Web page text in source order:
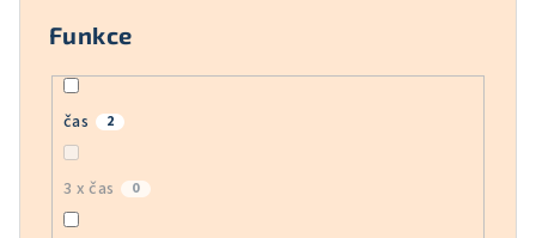
Funkce
čas 2
3 x čas 0